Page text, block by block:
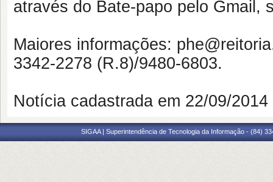
através do Bate-papo pelo
Maiores informações:
3342-2278 (R.8)/9480-6803.
Notícia cadastrada em 22/09/
SIGAA | Superintendência de Tecnologia da Informação - (84)